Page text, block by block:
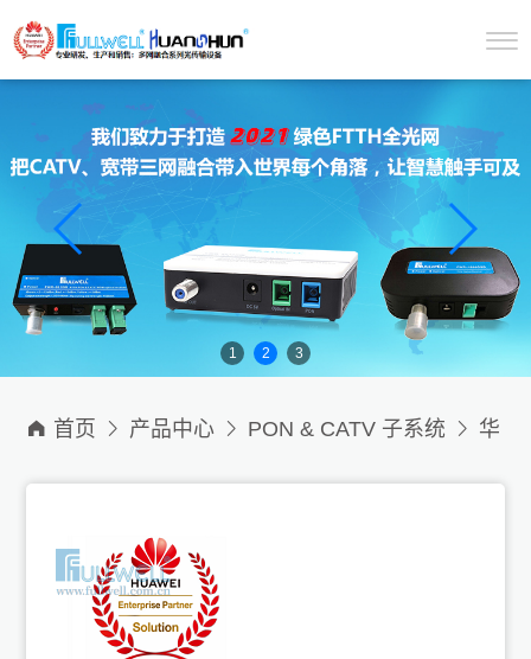
1 2 3
 首页  产品中心  PON & CATV 子系统  华
为三网融合宽带+CATV系列方案